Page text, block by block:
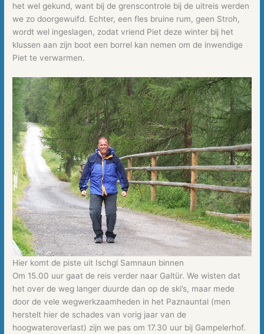
het wel gekund, want bij de grenscontrole bij de uitreis werden
we zo doorgewuifd. Echter, een fles bruine rum, geen Stroh,
wordt wel ingeslagen, zodat vriend Piet deze winter bij het
klussen aan zijn boot een borrel kan nemen om de inwendige
Piet te verwarmen.
Hier komt de piste uit Ischgl Samnaun binnen
Om 15.00 uur gaat de reis verder naar Galtür. We wisten dat
het over de weg langer duurde dan op de ski’s, maar mede
door de vele wegwerkzaamheden in het Paznauntal (men
herstelt hier de schades van vorig jaar van de
hoogwateroverlast) zijn we pas om 17.30 uur bij Gampelerhof.